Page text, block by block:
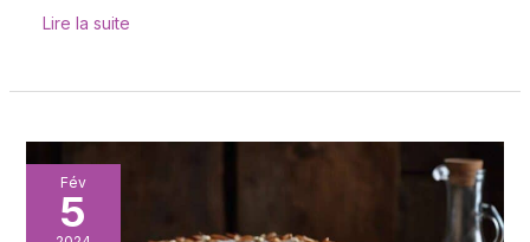
Lire la suite
Fév
5
Cake